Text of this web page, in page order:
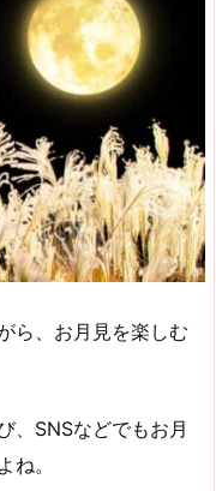
ら、お月見を楽しむ
、SNSなどでもお月
ね。